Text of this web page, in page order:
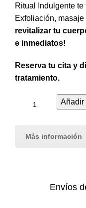
Ritual Indulgente
Exfoliación,
revitalizar tu
e inmediatos!
Reserva tu cita y
tratamiento.
Añadir
Más información
Envíos